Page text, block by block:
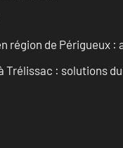
région de Périgueux
Trélissac : solutions